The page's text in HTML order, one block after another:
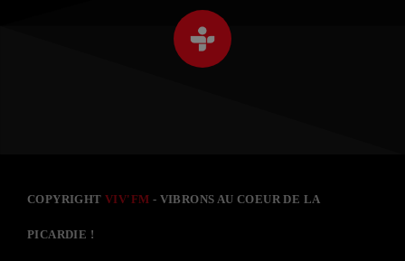
COPYRIGHTVIV'FM - VIBRONS AU COEUR DE LA
PICARDIE !